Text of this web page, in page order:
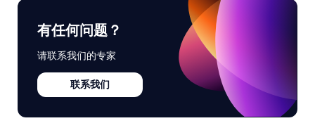
有任何问题？
请联系我们的专家
联系我们